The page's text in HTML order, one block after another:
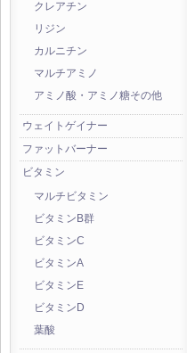
クレアチン
リジン
カルニチン
マルチアミノ
アミノ酸・アミノ糖その他
ウェイトゲイナー
ファットバーナー
ビタミン
マルチビタミン
ビタミンB群
ビタミンC
ビタミンA
ビタミンE
ビタミンD
葉酸